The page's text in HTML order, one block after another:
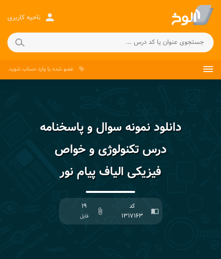
person ناحیه کاربری
local_offer عضو شده یاوارد حساب شوید.
دانلود نمونه سوال و پاسخنامه
درس تکنولوژی و خواص
فیزیکی الیاف پیام نور
import_contacts
کد
۱۳۱۷۱۶۳
attach_file
۱۹
فایل